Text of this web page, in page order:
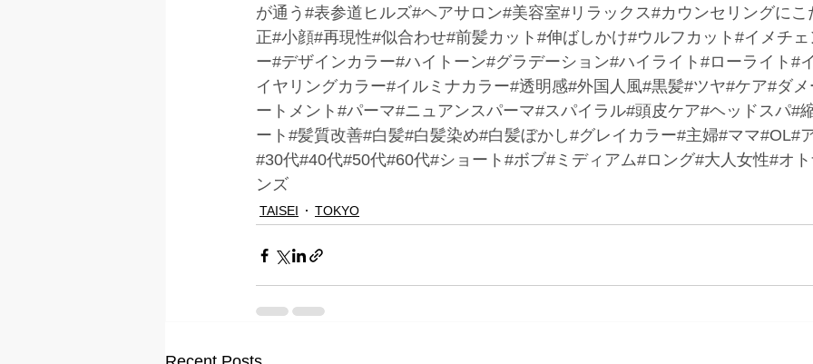
が通う#表参道ヒルズ#ヘアサロン#美容室#リラックス#カウンセリングにこ
正#小顔#再現性#似合わせ#前髪カット#伸ばしかけ#ウルフカット#イメチェ
ー#デザインカラー#ハイトーン#グラデーション#ハイライト#ローライト#
イヤリングカラー#イルミナカラー#透明感#外国人風#黒髪#ツヤ#ケア#ダメ
ートメント#パーマ#ニュアンスパーマ#スパイラル#頭皮ケア#ヘッドスパ#
ート#髪質改善#白髪#白髪染め#白髪ぼかし#グレイカラー#主婦#ママ#OL#
#30代#40代#50代#60代#ショート#ボブ#ミディアム#ロング#大人女性#オ
ンズ
TAISEI TOKYO